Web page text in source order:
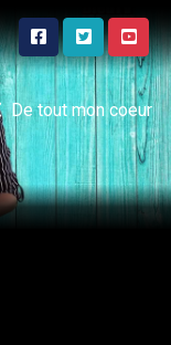
De tout mon coeur